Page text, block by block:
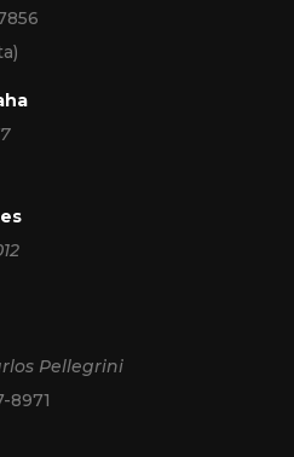
Pellegrini
8971